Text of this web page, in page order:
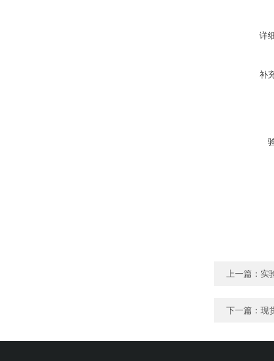
详
补
上一篇： 实
下一篇： 现